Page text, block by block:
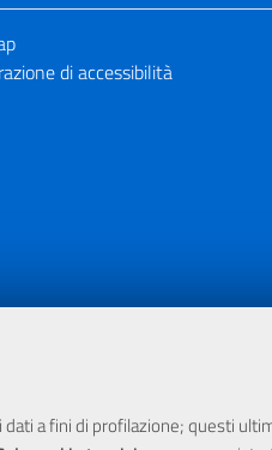
a fini di profilazione; questi
di accessibilità
fondi del POR Sicilia 2000/